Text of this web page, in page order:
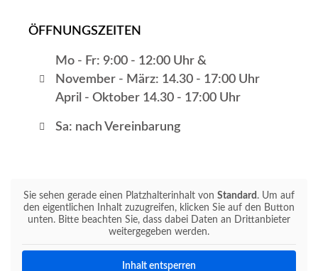
Sie sehen gerade einen Platzhalterinhalt von Standard . Um auf
den eigentlichen Inhalt zuzugreifen, klicken Sie auf den Button
unten. Bitte beachten Sie, dass dabei Daten an Drittanbieter
weitergegeben werden.
Inhalt entsperren
ÖFFNUNGSZEITEN
Mo - Fr: 9:00 - 12:00 Uhr &
November - März: 14.30 - 17:00 Uhr
April - Oktober 14.30 - 17:00 Uhr
Sa: nach Vereinbarung